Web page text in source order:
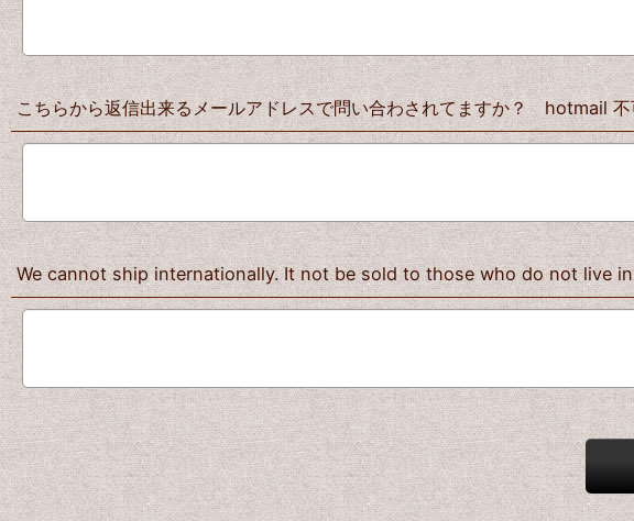
こちらから返信出来るメールアドレスで問い合わされてますか？ hotmail
We cannot ship internationally. It not be sold to those who do not live